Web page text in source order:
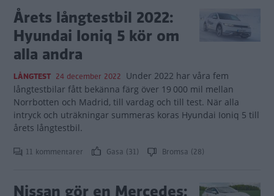
Årets långtestbil 2022:
Hyundai Ioniq 5 kör om
alla andra
LÅNGTEST 24 december 2022 Under 2022 har våra fem
långtestbilar fått bekänna färg över 19 000 mil mellan
Norrbotten och Madrid, till vardag och till test. När alla
intryck och uträkningar summeras koras Hyundai Ioniq 5 till
årets långtestbil.
11 kommentarer Gasa (31) Bromsa (28)
Nissan gör en Mercedes: